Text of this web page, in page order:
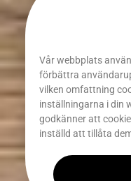
Vår webbplats
förbättra
vilken omfattning
inställningarna i din
godkänner att
inställd att tillåta